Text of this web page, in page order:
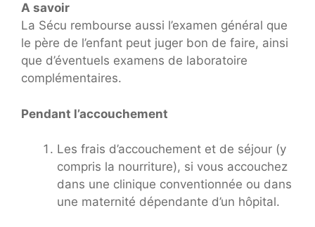
A savoir
La Sécu rembourse aussi l’examen général que
le père de l’enfant peut juger bon de faire, ainsi
que d’éventuels examens de laboratoire
complémentaires.
Pendant l’accouchement
Les frais d’accouchement et de séjour (y
compris la nourriture), si vous accouchez
dans une clinique conventionnée ou dans
une maternité dépendante d’un hôpital.